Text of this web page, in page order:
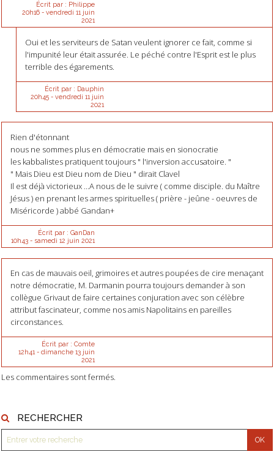
RECHERCHER
Écrit par : Philippe
20h16- vendredi 11 juin
2021
Oui et les serviteurs de Satan veulent ignorer ce fait, comme si
l'impunité leur était assurée. Le péché contre l'Esprit est le plus
terrible des égarements.
Écrit par : Dauphin
20h45- vendredi 11 juin
2021
Rien d'étonnant
nous ne sommes plus en démocratie mais en sionocratie
les kabbalistes pratiquent toujours " l'inversion accusatoire. "
" Mais Dieu est Dieu nom de Dieu " dirait Clavel
Il est déjà victorieux ...A nous de le suivre ( comme disciple. du Maître
Jésus ) en prenant les armes spirituelles ( prière - jeûne - oeuvres de
Miséricorde ) abbé Gandan+
Écrit par : GanDan
10h43- samedi 12 juin 2021
En cas de mauvais oeil, grimoires et autres poupées de cire menaçant
notre démocratie, M. Darmanin pourra toujours demander à son
collègue Grivaut de faire certaines conjuration avec son célèbre
attribut fascinateur, comme nos amis Napolitains en pareilles
circonstances.
Écrit par : Comte
12h41 - dimanche 13 juin
2021
Les commentaires sont fermés.